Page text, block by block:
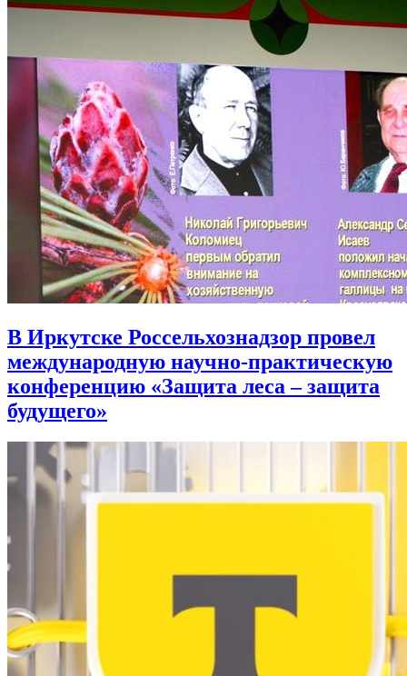
В Иркутске Россельхознадзор провел
международную научно-практическую
конференцию «Защита леса – защита
будущего»